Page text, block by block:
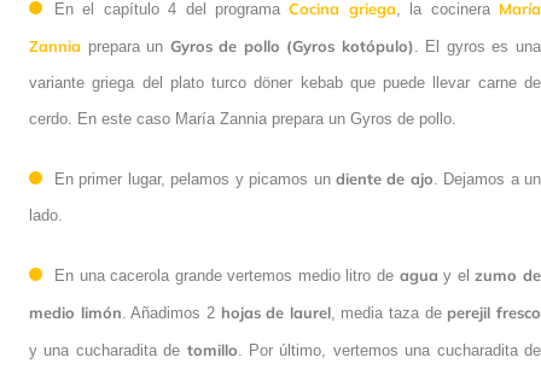
En el capítulo 4 del programaCocina griega, la cocinera María
Zannia prepara un Gyros de pollo (Gyros kotópulo). El gyros es una
variante griega del plato turco döner kebab que puede llevar carne de
cerdo. En este caso María Zannia prepara un Gyros de pollo.
En primer lugar, pelamos y picamos undiente de ajo. Dejamos a un
lado.
En una cacerola grande vertemos medio litro de agua y elzumo de
medio limón. Añadimos 2 hojas de laurel, media taza de perejil fresco
y una cucharadita de tomillo. Por último, vertemos una cucharadita de